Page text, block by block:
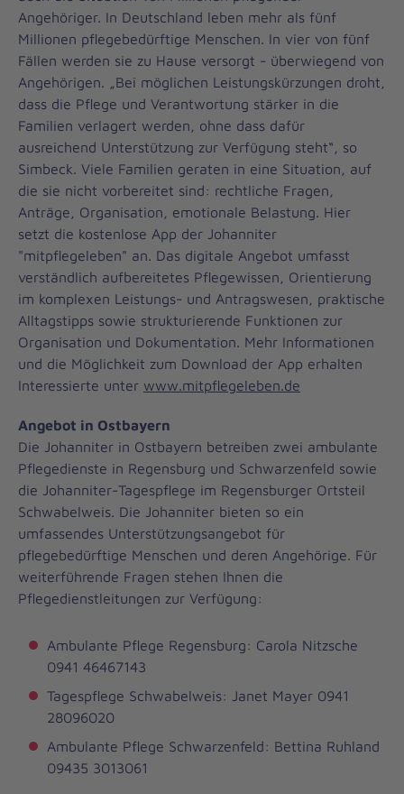
Angehöriger. In Deutschland leben mehr als fünf
Millionen pflegebedürftige Menschen. In vier von fünf
Fällen werden sie zu Hause versorgt - überwiegend von
Angehörigen. „Bei möglichen Leistungskürzungen droht,
dass die Pflege und Verantwortung stärker in die
Familien verlagert werden, ohne dass dafür
ausreichend Unterstützung zur Verfügung steht“, so
Simbeck. Viele Familien geraten in eine Situation, auf
die sie nicht vorbereitet sind: rechtliche Fragen,
Anträge, Organisation, emotionale Belastung. Hier
setzt die kostenlose App der Johanniter
"mitpflegeleben" an. Das digitale Angebot umfasst
verständlich aufbereitetes Pflegewissen, Orientierung
im komplexen Leistungs- und Antragswesen, praktische
Alltagstipps sowie strukturierende Funktionen zur
Organisation und Dokumentation. Mehr Informationen
und die Möglichkeit zum Download der App erhalten
Interessierte unter www.mitpflegeleben.de
Angebot in Ostbayern
Die Johanniter in Ostbayern betreiben zwei ambulante
Pflegedienste in Regensburg und Schwarzenfeld sowie
die Johanniter-Tagespflege im Regensburger Ortsteil
Schwabelweis. Die Johanniter bieten so ein
umfassendes Unterstützungsangebot für
pflegebedürftige Menschen und deren Angehörige. Für
weiterführende Fragen stehen Ihnen die
Pflegedienstleitungen zur Verfügung:
Ambulante Pflege Regensburg: Carola Nitzsche
0941 46467143
Tagespflege Schwabelweis: Janet Mayer 0941
28096020
Ambulante Pflege Schwarzenfeld: Bettina Ruhland
09435 3013061